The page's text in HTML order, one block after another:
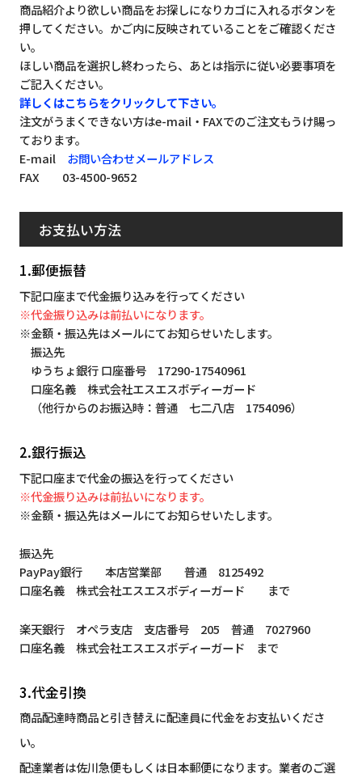
商品紹介より欲しい商品をお探しになりカゴに入れるボタンを
押してください。かご内に反映されていることをご確認くださ
い。
ほしい商品を選択し終わったら、あとは指示に従い必要事項を
ご記入ください。
詳しくはこちらをクリックして下さい。
注文がうまくできない方はe-mail・FAXでのご注文もうけ賜っ
ております。
E-mail お問い合わせメールアドレス
FAX 03-4500-9652
お支払い方法
1.郵便振替
下記口座まで代金振り込みを行ってください
※代金振り込みは前払いになります。
※金額・振込先はメールにてお知らせいたします。
振込先
ゆうちょ銀行 口座番号 17290-17540961
口座名義 株式会社エスエスボディーガード
（他行からのお振込時：普通 七二八店 1754096）
2.銀行振込
下記口座まで代金の振込を行ってください
※代金振り込みは前払いになります。
※金額・振込先はメールにてお知らせいたします。
振込先
PayPay銀行 本店営業部 普通 8125492
口座名義 株式会社エスエスボディーガード まで
楽天銀行 オペラ支店 支店番号 205 普通 7027960
口座名義 株式会社エスエスボディーガード まで
3.代金引換
商品配達時商品と引き替えに配達員に代金をお支払いくださ
い。
配達業者は佐川急便もしくは日本郵便になります。業者のご選